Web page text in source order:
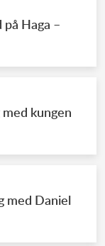
Haga –
med kungen
med Daniel